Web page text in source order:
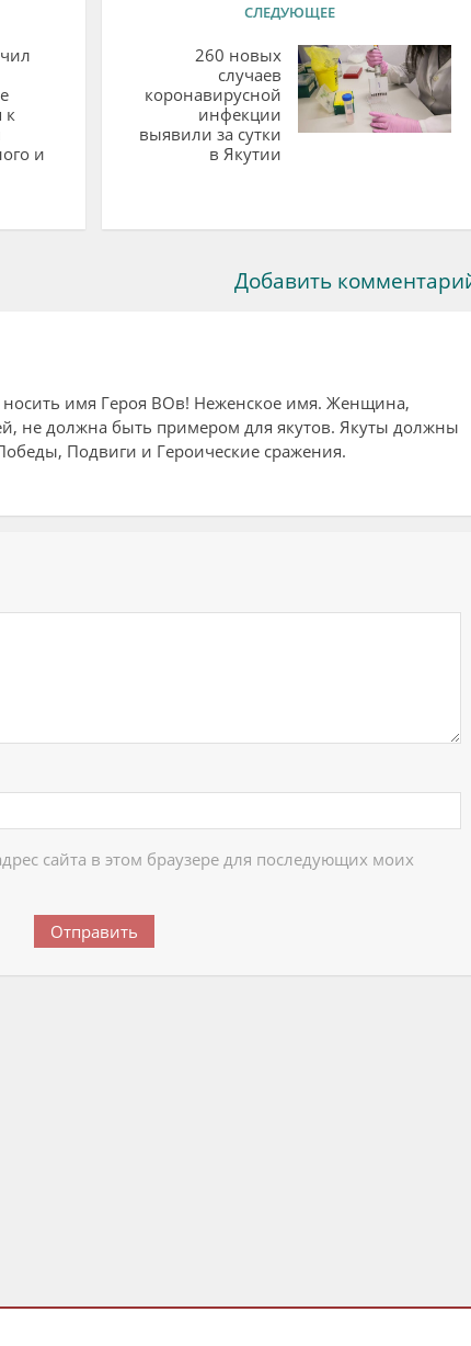
к
и
СЛЕДУЮЩЕЕ
260 новых
случаев
коронавирусной
инфекции
выявили за сутки
в Якутии
Добавить
носить имя Героя ВОв! Неженское имя. Женщина,
не должна быть примером для якутов. Якуты должны
Подвиги и Героические сражения.
сайта в этом браузере для последующих моих